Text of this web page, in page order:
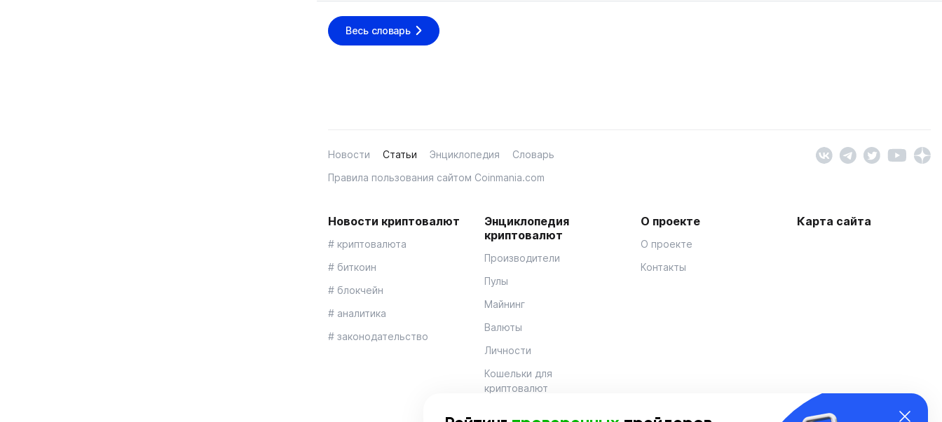
Весь словарь
Новости Статьи Энциклопедия
Словарь
Правила пользования сайтом Coinmania.com
Новости криптовалют
# криптовалюта
# биткоин
# блокчейн
# аналитика
# законодательство
Энциклопедия
криптовалют
Производители
Пулы
Майнинг
Валюты
Личности
Кошельки для
криптовалют
О проекте
О проекте
Контакты
Карта сайта